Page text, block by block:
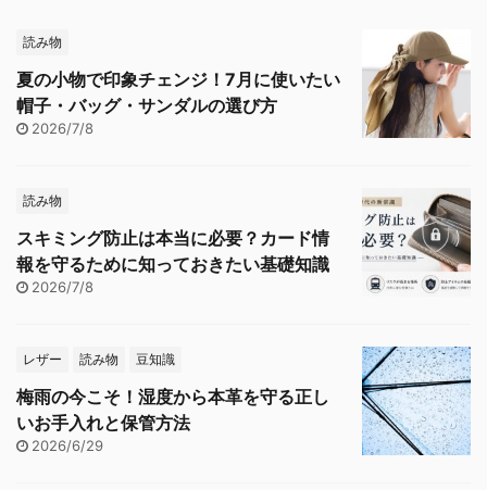
読み物
夏の小物で印象チェンジ！7月に使いたい
帽子・バッグ・サンダルの選び方
2026/7/8
読み物
スキミング防止は本当に必要？カード情
報を守るために知っておきたい基礎知識
2026/7/8
レザー 読み物 豆知識
梅雨の今こそ！湿度から本革を守る正し
いお手入れと保管方法
2026/6/29